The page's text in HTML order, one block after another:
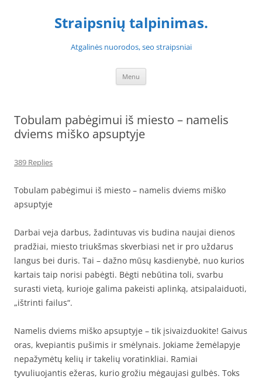
Straipsnių talpinimas.
Atgalinės nuorodos, seo straipsniai
Menu
Tobulam pabėgimui iš miesto – namelis
dviems miško apsuptyje
389 Replies
Tobulam pabėgimui iš miesto – namelis dviems miško
apsuptyje
Darbai veja darbus, žadintuvas vis budina naujai dienos
pradžiai, miesto triukšmas skverbiasi net ir pro uždarus
langus bei duris. Tai – dažno mūsų kasdienybė, nuo kurios
kartais taip norisi pabėgti. Bėgti nebūtina toli, svarbu
surasti vietą, kurioje galima pakeisti aplinką, atsipalaiduoti,
„ištrinti failus“.
Namelis dviems miško apsuptyje – tik įsivaizduokite! Gaivus
oras, kvepiantis pušimis ir smėlynais. Jokiame žemėlapyje
nepažymėtų kelių ir takelių voratinkliai. Ramiai
tyvuliuojantis ežeras, kurio grožiu mėgaujasi gulbės. Toks